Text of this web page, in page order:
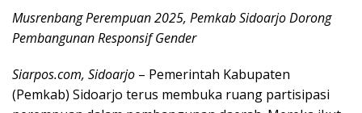
Musrenbang Perempuan 2025, Pemkab Sidoarjo Dorong
Pembangunan Responsif Gender
Siarpos.com, Sidoarjo – Pemerintah Kabupaten
(Pemkab) Sidoarjo terus membuka ruang partisipasi